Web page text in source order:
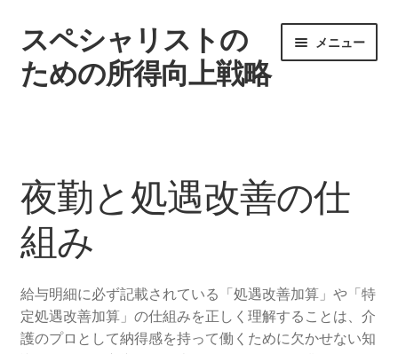
ナ
ビ
ゲ
へ
ス
キ
ッ
コ
ン
テ
キ
ッ
プ
スペシャリストの
ための所得向上戦略
メニュー
夜勤と処遇改善の仕組み
異業態への転職シミュレーション
都市部・地方の年収格差
サイトマップ
夜勤と処遇改善の仕
組み
給与明細に必ず記載されている「処遇改善加算」や「特
定処遇改善加算」の仕組みを正しく理解することは、介
護のプロとして納得感を持って働くために欠かせない知